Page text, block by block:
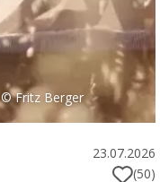
© Fritz Berger
23.07.2026
(50)